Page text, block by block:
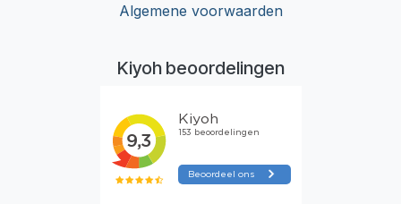
Algemene voorwaarden
Kiyoh beoordelingen